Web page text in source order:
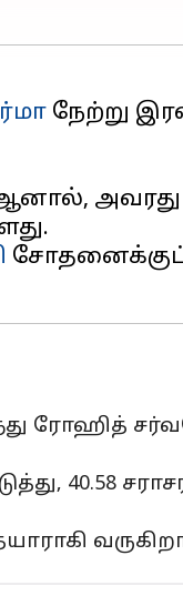
நேற்று
சோதனைக்குப்
ரோஹித்
40.58